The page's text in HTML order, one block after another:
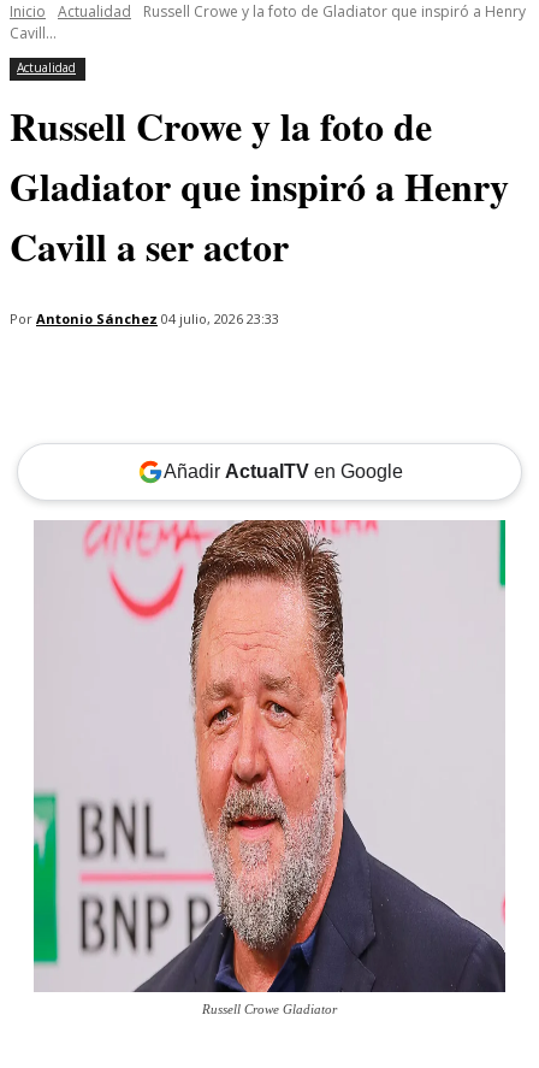
Inicio Actualidad
Russell Crowe y la foto de Gladiator que inspiró a Henry
Cavill...
Actualidad
Russell Crowe y la foto de
Gladiator que inspiró a Henry
Cavill a ser actor
Por Antonio Sánchez 04 julio, 2026 23:33
Añadir ActualTVen Google
Russell Crowe Gladiator